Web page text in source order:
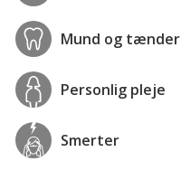
Mund og tænder
Personlig pleje
Smerter